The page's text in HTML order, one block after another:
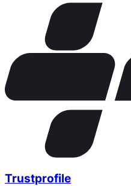
Trustprofile